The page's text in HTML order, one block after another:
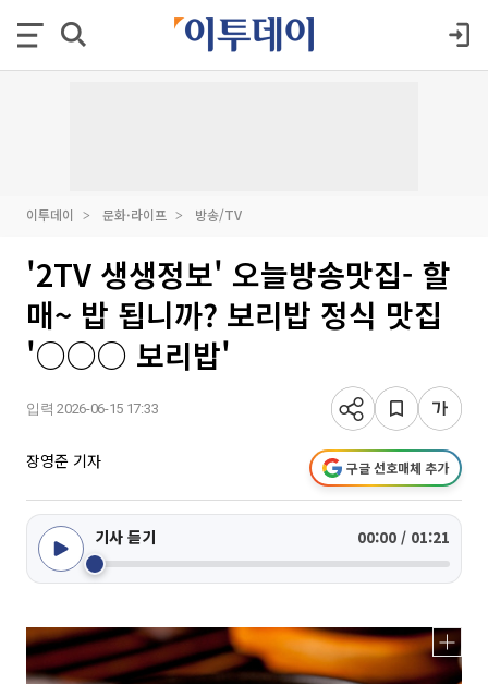
이투데이 문화·라이프 방송/TV
'2TV 생생정보' 오늘방송맛집- 할
매~ 밥 됩니까? 보리밥 정식 맛집
'○○○ 보리밥'
입력 2026-06-15 17:33
장영준 기자 구글 선호매체 추가
기사 듣기 00:00 / 01:21